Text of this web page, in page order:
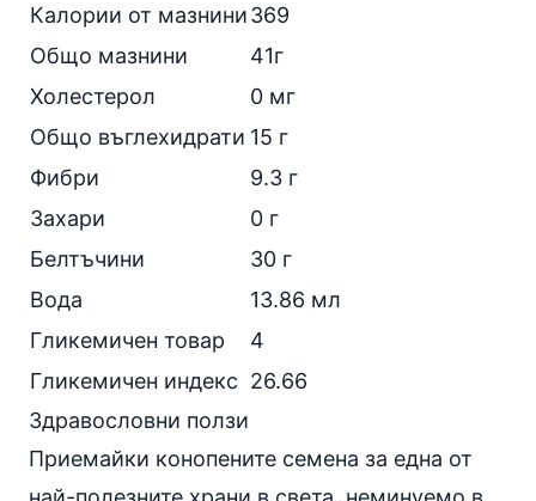
Калории от мазнини369
Общо мазнини
41г
Холестерол
0 мг
Общо въглехидрати 15 г
Фибри
9.3 г
Захари
0 г
Белтъчини
30 г
Вода
13.86 мл
Гликемичен товар
4
Гликемичен индекс 26.66
Здравословни ползи
Приемайки конопените семена за една от